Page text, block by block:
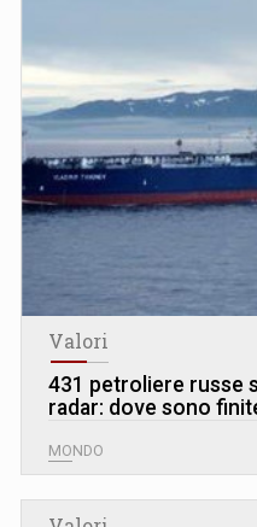
Valori
431 petroliere russe
radar: dove sono
MONDO